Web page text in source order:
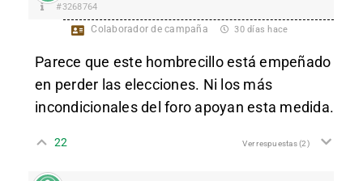
#3268764
Colaborador de campaña 30 días hace
Parece que este hombrecillo está empeñado
en perder las elecciones. Ni los más
incondicionales del foro apoyan esta medida.
22 Ver respuestas(2)